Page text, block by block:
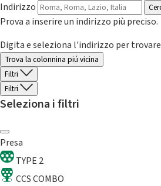
Indirizzo
Prova a inserire un indirizzo più preciso.
Digita e seleziona l'indirizzo per
Trova la colonnina piú vicina
Filtri
Filtri
Seleziona i filtri
Presa
TYPE 2
CCS COMBO